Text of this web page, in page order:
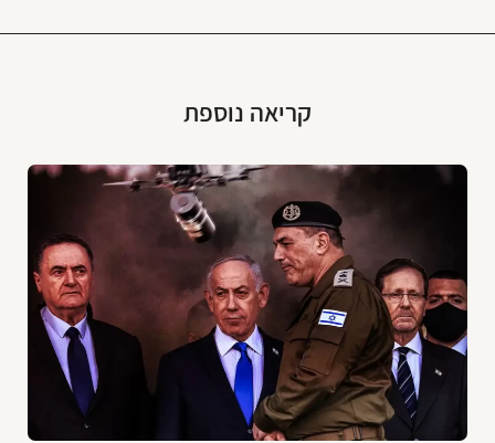
קריאה נוספת